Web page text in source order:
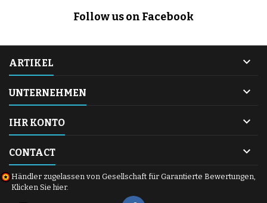
Follow us on Facebook
ARTIKEL 
UNTERNEHMEN 
IHR KONTO 
CONTACT 
Händler zugelassen von Gesellschaft für Garantierte Bewertungen,
Klicken Sie hier.